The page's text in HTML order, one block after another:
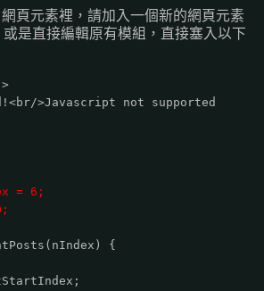
頁元素裡，請加入一個新的網頁元素
是直接編輯原有模組，直接塞入以下
>Javascript not supported
= 6;
{